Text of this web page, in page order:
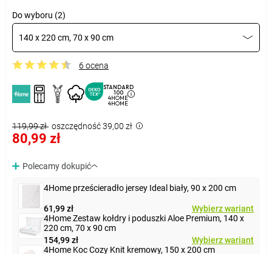
Do wyboru (2)
140 x 220 cm, 70 x 90 cm
6 ocena
STANDARD
100
4HOME
4HOME
119,99 zł oszczędność 39,00 zł
80,99 zł
Polecamy dokupić
4Home prześcieradło jersey Ideal biały, 90 x 200 cm
61,99 zł
Wybierz wariant
4Home Zestaw kołdry i poduszki Aloe Premium, 140 x
220 cm, 70 x 90 cm
154,99 zł
Wybierz wariant
4Home Koc Cozy Knit kremowy, 150 x 200 cm